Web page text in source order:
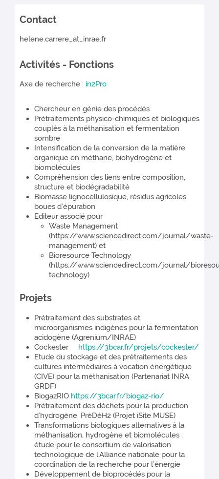
Contact
helene.carrere_at_inrae.fr
Activités - Fonctions
Axe de recherche : in2Pro
Chercheur en génie des procédés
Prétraitements physico-chimiques et biologiques
couplés à la méthanisation et fermentation
sombre
Intensification de la conversion de la matière
organique en méthane, biohydrogène et
biomolécules
Compréhension des liens entre composition,
structure et biodégradabilité
Biomasse lignocellulosique, résidus agricoles,
boues d’épuration
Editeur associé pour
Waste Management
(https://www.sciencedirect.com/journal/waste-
management) et
Bioresource Technology
(https://www.sciencedirect.com/journal/
technology)
Projets
Prétraitement des substrates et
microorganismes indigènes pour la fermentation
acidogène (Agrenium/INRAE)
Cockester https://3bcar.fr/projets/cockester/
Etude du stockage et des prétraitements des
cultures intermédiaires à vocation énergétique
(CIVE) pour la méthanisation (Partenariat INRA
GRDF)
BiogazRIO https://3bcar.fr/biogaz-rio/
Prétraitement des déchets pour la production
d’hydrogène, PréDéH2 (Projet iSite MUSE)
Transformations biologiques alternatives à la
méthanisation, hydrogène et biomolécules :
étude pour le consortium de valorisation
technologique de l’Alliance nationale pour la
coordination de la recherche pour l’énergie
Développement de bioprocédés pour la